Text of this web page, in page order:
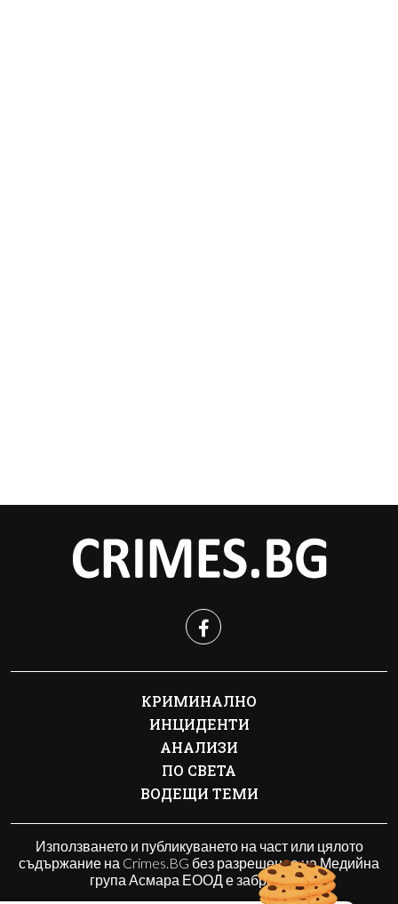
КРИМИНАЛНО
ИНЦИДЕНТИ
АНАЛИЗИ
ПО СВЕТА
ВОДЕЩИ ТЕМИ
Използването и публикуването на част или цялото
съдържание на Crimes.BG без разрешение на Медийна
група Асмара ЕООД е забранено.